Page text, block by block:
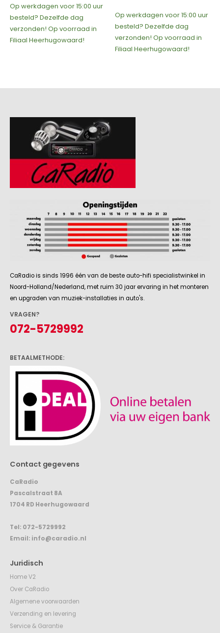
Op werkdagen voor 15:00 uur
besteld? Dezelfde dag
verzonden! Op voorraad in
Filiaal Heerhugowaard!
Op werkdagen voor 15:00 uur
besteld? Dezelfde dag
verzonden! Op voorraad in
Filiaal Heerhugowaard!
CaRadio is sinds 1996 één van de beste auto-hifi specialistwinkel in
Noord-Holland/Nederland, met ruim 30 jaar ervaring in het monteren
en upgraden van muziek-installaties in auto's.
VRAGEN?
072-5729992
BETAALMETHODE:
Contact gegevens
CaRadio
Pascalstraat 8A
1704 RD Heerhugowaard
Tel: 072-5729992
Email: info@caradio.nl
Juridisch
Home V2
Over CaRadio
Algemene voorwaarden
Verzending en levering
Service & Garantie